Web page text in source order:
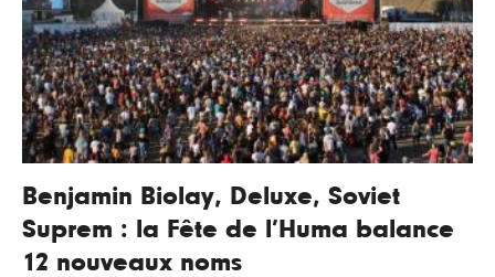
Benjamin Biolay, Deluxe, Soviet
Suprem : la Fête de l’Huma balance
12 nouveaux noms